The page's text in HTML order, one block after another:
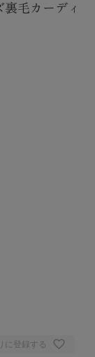
毛カーディ
に登録する